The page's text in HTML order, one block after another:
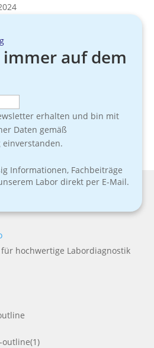
immer auf dem
erhalten und bin mit
Daten gemäß
Informationen, Fachbeiträge
Labor direkt per E-Mail.
hochwertige Labordiagnostik